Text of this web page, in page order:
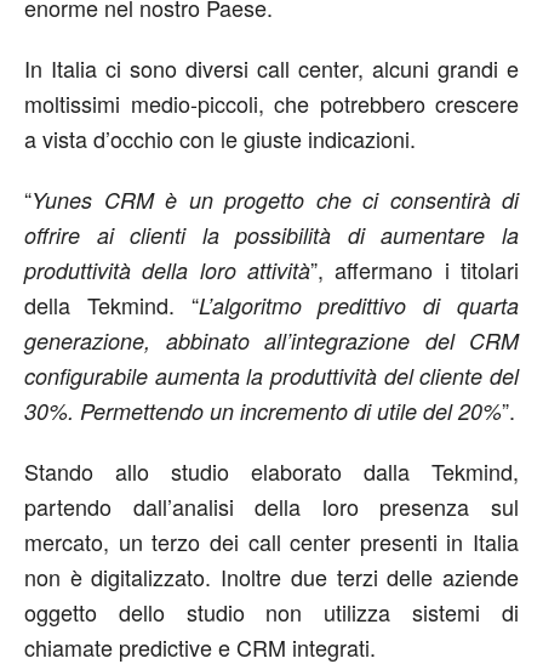
enorme nel nostro Paese.
In Italia ci sono diversi call center, alcuni grandi e
moltissimi medio-piccoli, che potrebbero crescere
a vista d’occhio con le giuste indicazioni.
“Yunes CRM è un progetto che ci consentirà di
offrire ai clienti la possibilità di aumentare la
produttività della loro attività”, affermano i titolari
della Tekmind. “L’algoritmo predittivo di quarta
generazione, abbinato all’integrazione del CRM
configurabile aumenta la produttività del cliente del
30%. Permettendo un incremento di utile del 20%”.
Stando allo studio elaborato dalla Tekmind,
partendo dall’analisi della loro presenza sul
mercato, un terzo dei call center presenti in Italia
non è digitalizzato. Inoltre due terzi delle aziende
oggetto dello studio non utilizza sistemi di
chiamate predictive e CRM integrati.